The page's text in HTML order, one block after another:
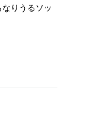
りうるソッ